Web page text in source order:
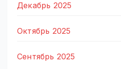
Декабрь 2025
Октябрь 2025
Сентябрь 2025